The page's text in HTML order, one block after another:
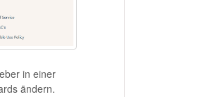
in einer
ändern.